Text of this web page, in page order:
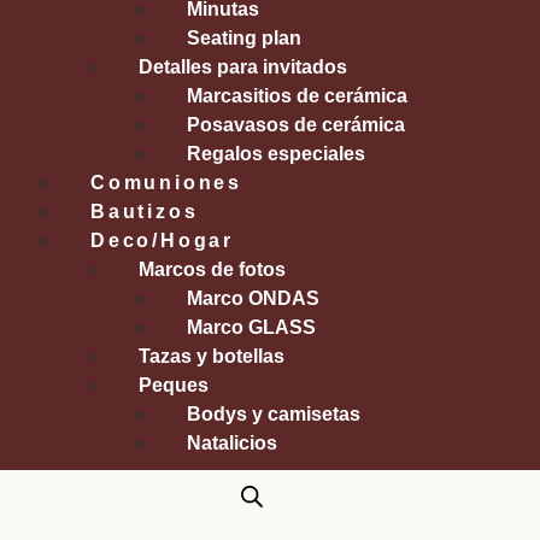
Minutas
Seating plan
Detalles para invitados
Marcasitios de cerámica
Posavasos de cerámica
Regalos especiales
Comuniones
Bautizos
Deco/Hogar
Marcos de fotos
Marco ONDAS
Marco GLASS
Tazas y botellas
Peques
Bodys y camisetas
Natalicios